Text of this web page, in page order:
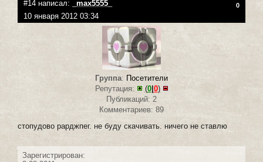
#14 написал: _max5555_ 0
10 января 2012 03:34
Группа: Посетители
Репутация:
(0| 0)
Публикаций: 2
Комментариев: 89
стопудово рарджпег. не буду скачивать. ничего не ставлю
Зарегистрирован: